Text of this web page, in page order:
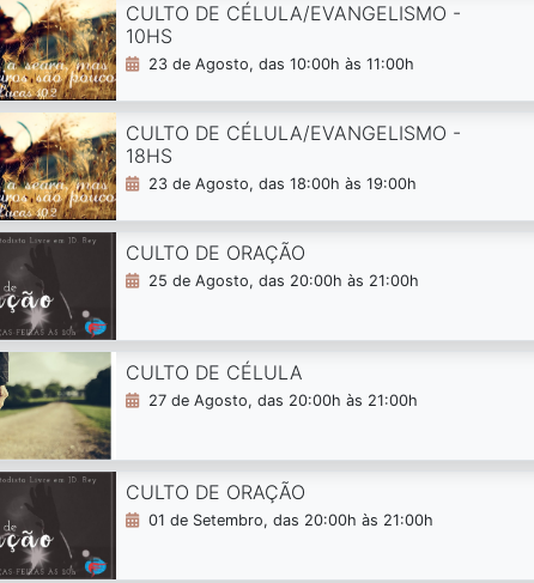
CULTO DE CÉLULA/EVANGELISMO -
10HS
23 de Agosto, das 10:00h às 11:00h
CULTO DE CÉLULA/EVANGELISMO -
18HS
23 de Agosto, das 18:00h às 19:00h
CULTO DE ORAÇÃO
25 de Agosto, das 20:00h às 21:00h
CULTO DE CÉLULA
27 de Agosto, das 20:00h às 21:00h
CULTO DE ORAÇÃO
01 de Setembro, das 20:00h às 21:00h